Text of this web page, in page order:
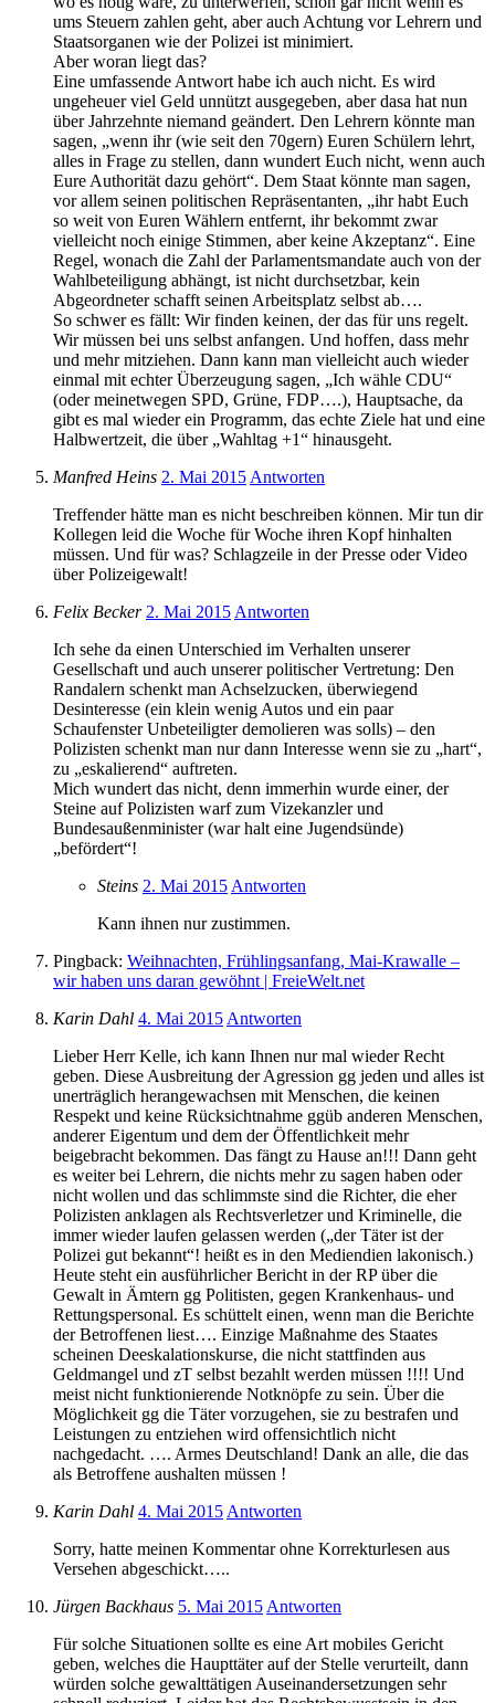
ums Steuern zahlen geht, aber auch Achtung vor Lehrern und
Staatsorganen wie der Polizei ist minimiert.
Aber woran liegt das?
Eine umfassende Antwort habe ich auch nicht. Es wird
ungeheuer viel Geld unnützt ausgegeben, aber dasa hat nun
über Jahrzehnte niemand geändert. Den Lehrern könnte man
sagen, „wenn ihr (wie seit den 70gern) Euren Schülern lehrt,
alles in Frage zu stellen, dann wundert Euch nicht, wenn auch
Eure Authorität dazu gehört“. Dem Staat könnte man sagen,
vor allem seinen politischen Repräsentanten, „ihr habt Euch
so weit von Euren Wählern entfernt, ihr bekommt zwar
vielleicht noch einige Stimmen, aber keine Akzeptanz“. Eine
Regel, wonach die Zahl der Parlamentsmandate auch von der
Wahlbeteiligung abhängt, ist nicht durchsetzbar, kein
Abgeordneter schafft seinen Arbeitsplatz selbst ab….
So schwer es fällt: Wir finden keinen, der das für uns regelt.
Wir müssen bei uns selbst anfangen. Und hoffen, dass mehr
und mehr mitziehen. Dann kann man vielleicht auch wieder
einmal mit echter Überzeugung sagen, „Ich wähle CDU“
(oder meinetwegen SPD, Grüne, FDP….), Hauptsache, da
gibt es mal wieder ein Programm, das echte Ziele hat und eine
Halbwertzeit, die über „Wahltag +1“ hinausgeht.
Manfred Heins 2. Mai 2015 Antworten
Treffender hätte man es nicht beschreiben können. Mir tun dir
Kollegen leid die Woche für Woche ihren Kopf hinhalten
müssen. Und für was? Schlagzeile in der Presse oder Video
über Polizeigewalt!
Felix Becker 2. Mai 2015 Antworten
Ich sehe da einen Unterschied im Verhalten unserer
Gesellschaft und auch unserer politischer Vertretung: Den
Randalern schenkt man Achselzucken, überwiegend
Desinteresse (ein klein wenig Autos und ein paar
Schaufenster Unbeteiligter demolieren was solls) – den
Polizisten schenkt man nur dann Interesse wenn sie zu „hart“,
zu „eskalierend“ auftreten.
Mich wundert das nicht, denn immerhin wurde einer, der
Steine auf Polizisten warf zum Vizekanzler und
Bundesaußenminister (war halt eine Jugendsünde)
„befördert“!
Steins 2. Mai 2015 Antworten
Kann ihnen nur zustimmen.
Pingback: Weihnachten, Frühlingsanfang, Mai-Krawalle –
wir haben uns daran gewöhnt | FreieWelt.net
Karin Dahl 4. Mai 2015 Antworten
Lieber Herr Kelle, ich kann Ihnen nur mal wieder Recht
geben. Diese Ausbreitung der Agression gg jeden und alles ist
unerträglich herangewachsen mit Menschen, die keinen
Respekt und keine Rücksichtnahme ggüb anderen Menschen,
anderer Eigentum und dem der Öffentlichkeit mehr
beigebracht bekommen. Das fängt zu Hause an!!! Dann geht
es weiter bei Lehrern, die nichts mehr zu sagen haben oder
nicht wollen und das schlimmste sind die Richter, die eher
Polizisten anklagen als Rechtsverletzer und Kriminelle, die
immer wieder laufen gelassen werden („der Täter ist der
Polizei gut bekannt“! heißt es in den Mediendien lakonisch.)
Heute steht ein ausführlicher Bericht in der RP über die
Gewalt in Ämtern gg Politisten, gegen Krankenhaus- und
Rettungspersonal. Es schüttelt einen, wenn man die Berichte
der Betroffenen liest…. Einzige Maßnahme des Staates
scheinen Deeskalationskurse, die nicht stattfinden aus
Geldmangel und zT selbst bezahlt werden müssen !!!! Und
meist nicht funktionierende Notknöpfe zu sein. Über die
Möglichkeit gg die Täter vorzugehen, sie zu bestrafen und
Leistungen zu entziehen wird offensichtlich nicht
nachgedacht. …. Armes Deutschland! Dank an alle, die das
als Betroffene aushalten müssen !
Karin Dahl 4. Mai 2015 Antworten
Sorry, hatte meinen Kommentar ohne Korrekturlesen aus
Versehen abgeschickt…..
Jürgen Backhaus 5. Mai 2015 Antworten
Für solche Situationen sollte es eine Art mobiles Gericht
geben, welches die Haupttäter auf der Stelle verurteilt, dann
würden solche gewalttätigen Auseinandersetzungen sehr